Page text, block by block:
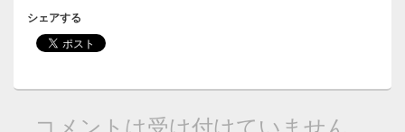
シェアする
コメントは受け付けていません。